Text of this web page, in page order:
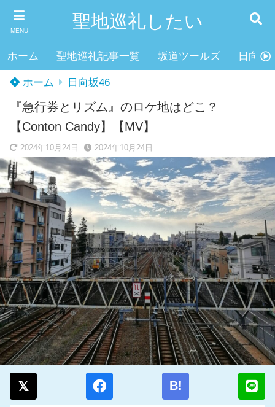
MENU 聖地巡礼したい
ホーム 聖地巡礼記事一覧 坂道ツールズ 日向坂
ホーム 日向坂46
『急行券とリズム』のロケ地はどこ？
【Conton Candy】【MV】
2024年10月24日 2024年10月24日
B!